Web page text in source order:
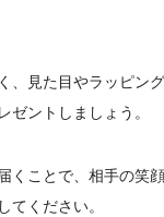
、見た目やラッピン
ゼントしましょう。
くことで、相手の笑
てください。